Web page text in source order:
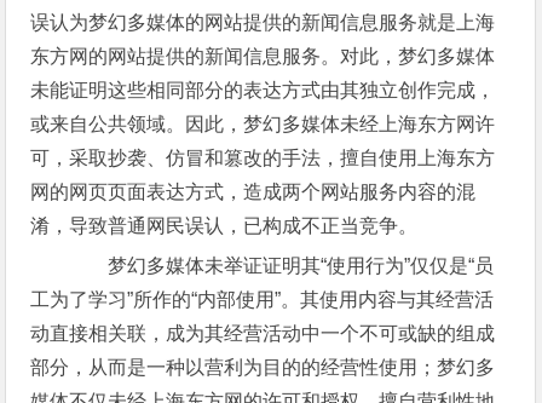
误认为梦幻多媒体的网站提供的新闻信息服务就是上海
东方网的网站提供的新闻信息服务。对此，梦幻多媒体
未能证明这些相同部分的表达方式由其独立创作完成，
或来自公共领域。因此，梦幻多媒体未经上海东方网许
可，采取抄袭、仿冒和篡改的手法，擅自使用上海东方
网的网页页面表达方式，造成两个网站服务内容的混
淆，导致普通网民误认，已构成不正当竞争。
梦幻多媒体未举证证明其“使用行为”仅仅是“员
工为了学习”所作的“内部使用”。其使用内容与其经营活
动直接相关联，成为其经营活动中一个不可或缺的组成
部分，从而是一种以营利为目的的经营性使用；梦幻多